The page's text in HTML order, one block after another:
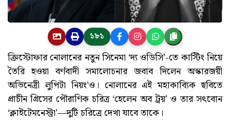
১৮১
ক্রিস্টোফার নোলানের নতুন সিনেমা ‘দ্য ওডিসি’-তে কাস্টিং নিয়ে
তৈরি হওয়া বর্ণবাদী সমালোচনার জবাব দিলেন অস্কারজয়ী
অভিনেত্রী লুপিটা নিয়ং’ও। নোলানের এই মহাকাব্যিক ছবিতে
প্রাচীন গ্রিসের পৌরাণিক চরিত্র ‘হেলেন অব ট্রয়’ ও তার সৎবোন
‘ক্লাইটেমনেস্ট্রা’—দুটি চরিত্রে দেখা যাবে তাকে।